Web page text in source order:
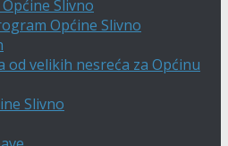
Slivno
Općine Slivno
od velikih nesreća za Općinu
Slivno